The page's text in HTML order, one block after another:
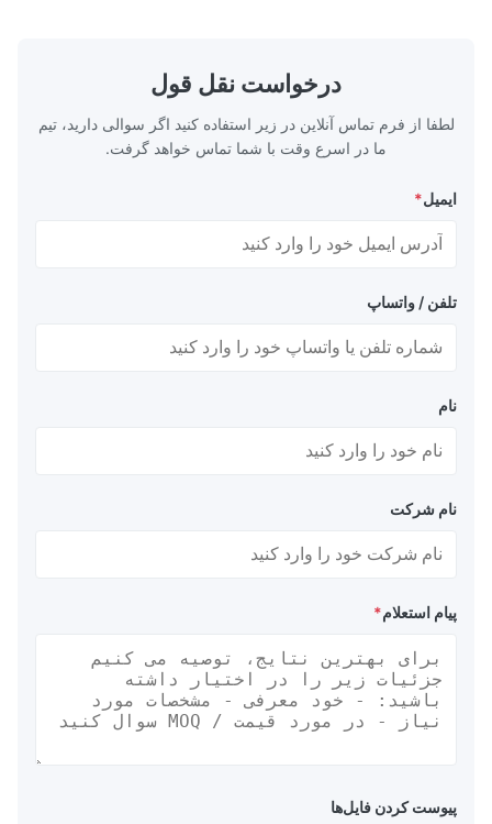
درخواست نقل قول
لطفا از فرم تماس آنلاین در زیر استفاده کنید اگر سوالی دارید، تیم
ما در اسرع وقت با شما تماس خواهد گرفت.
*
تلفن / واتساپ
نام شرکت
پیام استعلام*
پیوست کردن فایل‌ها